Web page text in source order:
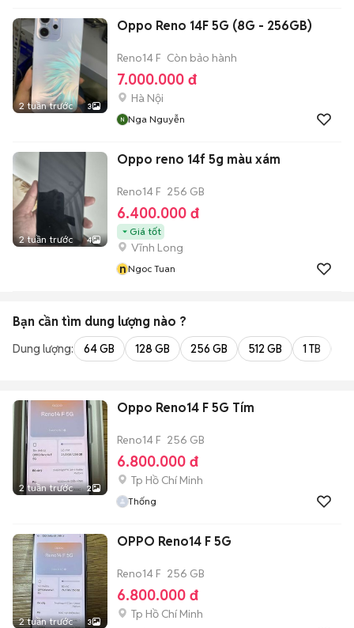
2 tuần trước 3
Oppo Reno 14F 5G (8G - 256GB)
Reno14 F Còn bảo hành
7.000.000 đ
Hà Nội
Nga Nguyễn
2 tuần trước 4
Oppo reno 14f 5g màu xám
Reno14 F 256 GB
6.400.000 đ
Giá tốt
Vĩnh Long
nNgoc Tuan
Bạn cần tìm dung lượng nào ?
Dung lượng: 64 GB 128 GB 256 GB 512 GB 1 TB
2 tuần trước 2
Oppo Reno14 F 5G Tím
Reno14 F 256 GB
6.800.000 đ
Tp Hồ Chí Minh
Thống
2 tuần trước 3
OPPO Reno14 F 5G
Reno14 F 256 GB
6.800.000 đ
Tp Hồ Chí Minh